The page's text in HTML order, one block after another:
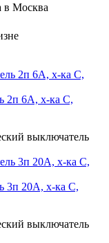
в Москва
2п 6А, х-ка C,
выключатель
3п 20А, х-ка C,
выключатель